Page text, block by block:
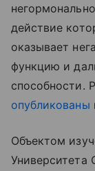
действие
оказывает
функцию и
способности.
опубликованы
Объектом
Университета